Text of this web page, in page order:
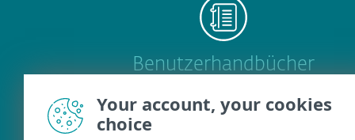
Benutzerhandbücher
Your account, your cookies
choice